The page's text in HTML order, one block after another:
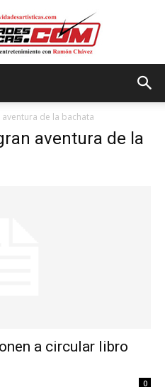
de la bachata
aventura de la
a circular libro
0